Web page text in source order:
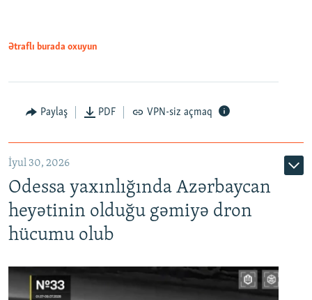
Ətraflı burada oxuyun
Paylaş PDF VPN-siz açmaq
İyul 30, 2026
Odessa yaxınlığında Azərbaycan
heyətinin olduğu gəmiyə dron
hücumu olub